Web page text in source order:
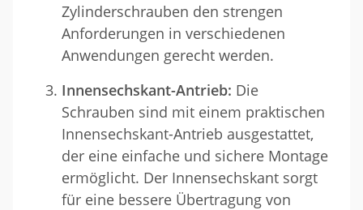
Zylinderschrauben den strengen
Anforderungen in verschiedenen
Anwendungen gerecht werden.
Innensechskant-Antrieb: Die
Schrauben sind mit einem praktischen
Innensechskant-Antrieb ausgestattet,
der eine einfache und sichere Montage
ermöglicht. Der Innensechskant sorgt
für eine bessere Übertragung von